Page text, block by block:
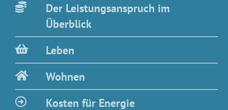
Der Leistungsanspruch im
Überblick
Leben
Wohnen
Kosten für Energie